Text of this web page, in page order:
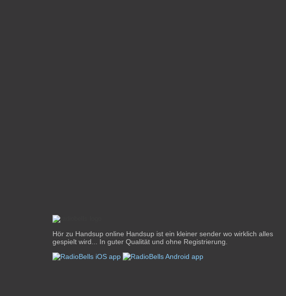
Hör zu Handsup online Handsup ist ein kleiner sender wo wirklich alles
gespielt wird... In guter Qualität und ohne Registrierung.